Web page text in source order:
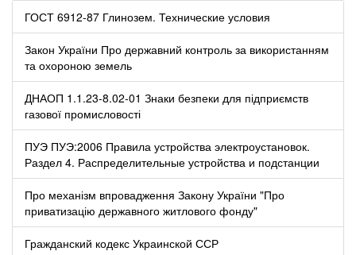
ГОСТ 6912-87 Глинозем. Технические условия
Закон України Про державний контроль за використанням
та охороною земель
ДНАОП 1.1.23-8.02-01 Знаки безпеки для підприємств
газової промисловості
ПУЭ ПУЭ:2006 Правила устройства электроустановок.
Раздел 4. Распределительные устройства и подстанции
Про механізм впровадження Закону України "Про
приватизацію державного житлового фонду"
Гражданский кодекс Украинской ССР